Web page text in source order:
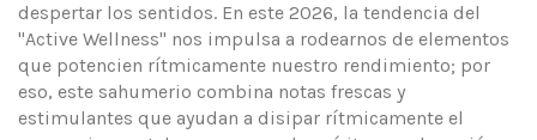
despertar los sentidos. En este 2026, la tendencia del
"Active Wellness" nos impulsa a rodearnos de elementos
que potencien rítmicamente nuestro rendimiento; por
eso, este sahumerio combina notas frescas y
estimulantes que ayudan a disipar rítmicamente el